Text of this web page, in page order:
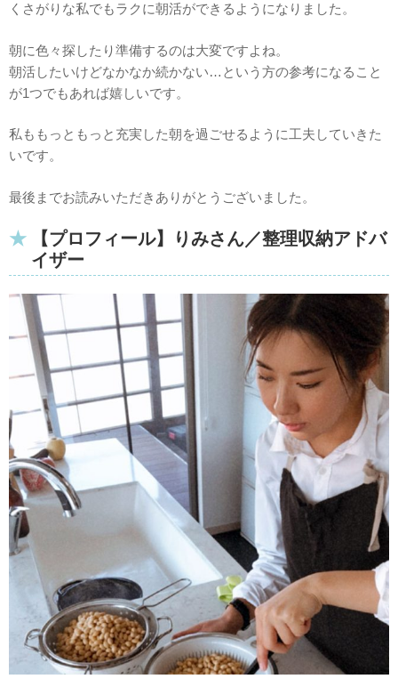
くさがりな私でもラクに朝活ができるようになりました。
朝に色々探したり準備するのは大変ですよね。
朝活したいけどなかなか続かない…という方の参考になること
が1つでもあれば嬉しいです。
私ももっともっと充実した朝を過ごせるように工夫していきた
いです。
最後までお読みいただきありがとうございました。
【プロフィール】りみさん／整理収納アドバ
イザー